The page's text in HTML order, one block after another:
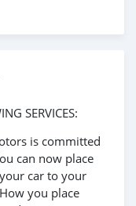
SERVICES:
is committed
can now place
car to your
you place